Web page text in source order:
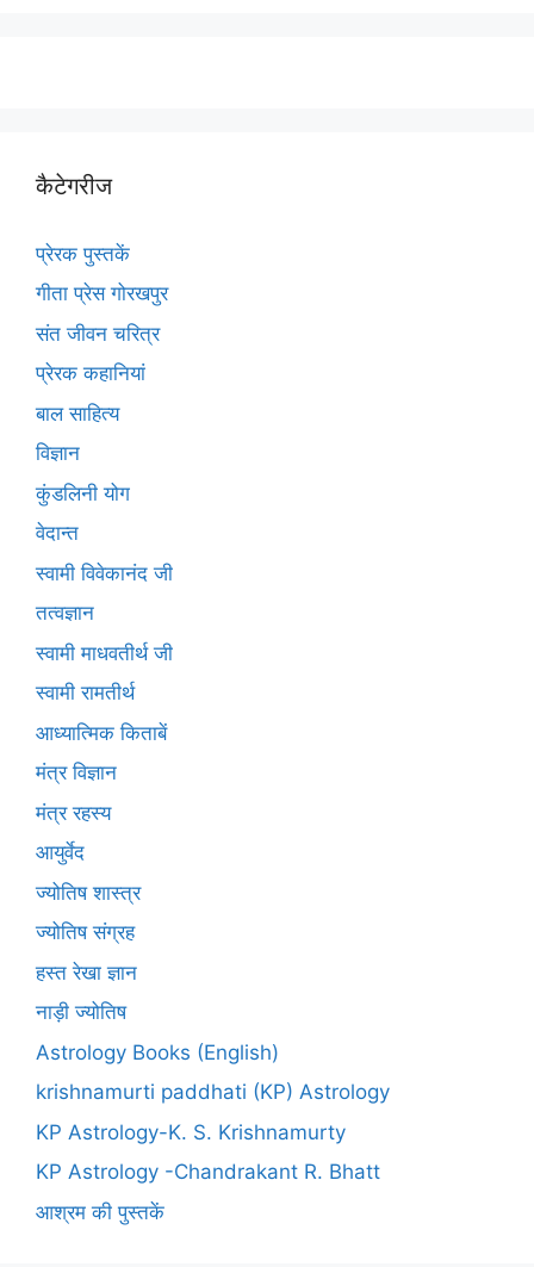
कैटेगरीज
प्रेरक पुस्तकें
गीता प्रेस गोरखपुर
संत जीवन चरित्र
प्रेरक कहानियां
बाल साहित्य
विज्ञान
कुंडलिनी योग
वेदान्त
स्वामी विवेकानंद जी
तत्वज्ञान
स्वामी माधवतीर्थ जी
स्वामी रामतीर्थ
आध्यात्मिक किताबें
मंत्र विज्ञान
मंत्र रहस्य
आयुर्वेद
ज्योतिष शास्त्र
ज्योतिष संग्रह
हस्त रेखा ज्ञान
नाड़ी ज्योतिष
Astrology Books (English)
krishnamurti paddhati (KP) Astrology
KP Astrology-K. S. Krishnamurty
KP Astrology -Chandrakant R. Bhatt
आश्रम की पुस्तकें